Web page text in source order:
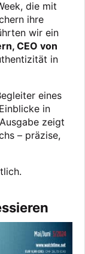
die mit
ihre
wir ein
CEO von
in
eines
in
zeigt
– präzise,